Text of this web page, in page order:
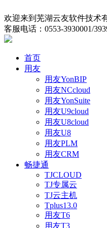
欢迎来到芜湖云友软件技术
客服电话：0553-3930001/
首页
用友
用友YonBIP
用友NCcloud
用友YonSuite
用友U9cloud
用友U8cloud
用友U8
用友PLM
用友CRM
畅捷通
TJCLOUD
TJ专属云
TJ云主机
Tplus13.0
用友T6
用友T3